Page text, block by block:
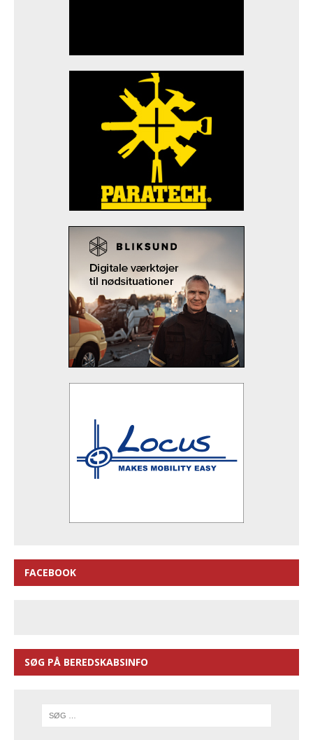
FACEBOOK
SØG PÅ BEREDSKABSINFO